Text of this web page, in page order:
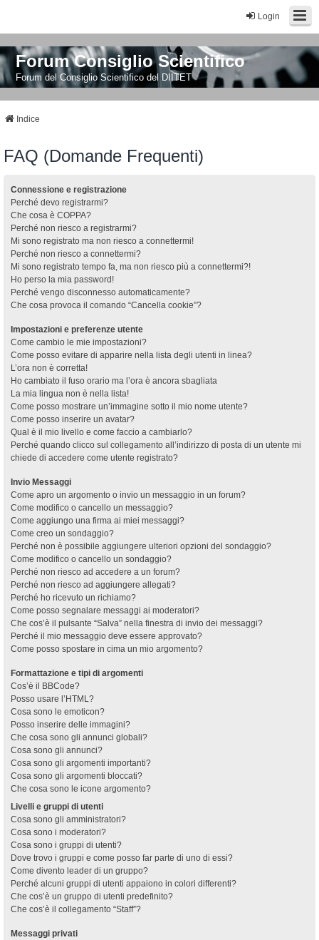
Login
Forum Consiglio Scientifico
Forum del Consiglio Scientifico del DIITET
Indice
FAQ (Domande Frequenti)
Connessione e registrazione
Perché devo registrarmi?
Che cosa è COPPA?
Perché non riesco a registrarmi?
Mi sono registrato ma non riesco a connettermi!
Perché non riesco a connettermi?
Mi sono registrato tempo fa, ma non riesco più a connettermi?!
Ho perso la mia password!
Perché vengo disconnesso automaticamente?
Che cosa provoca il comando “Cancella cookie”?
Impostazioni e preferenze utente
Come cambio le mie impostazioni?
Come posso evitare di apparire nella lista degli utenti in linea?
L’ora non è corretta!
Ho cambiato il fuso orario ma l’ora è ancora sbagliata
La mia lingua non è nella lista!
Come posso mostrare un’immagine sotto il mio nome utente?
Come posso inserire un avatar?
Qual è il mio livello e come faccio a cambiarlo?
Perché quando clicco sul collegamento all’indirizzo di posta di un utente mi
chiede di accedere come utente registrato?
Invio Messaggi
Come apro un argomento o invio un messaggio in un forum?
Come modifico o cancello un messaggio?
Come aggiungo una firma ai miei messaggi?
Come creo un sondaggio?
Perché non è possibile aggiungere ulteriori opzioni del sondaggio?
Come modifico o cancello un sondaggio?
Perché non riesco ad accedere a un forum?
Perché non riesco ad aggiungere allegati?
Perché ho ricevuto un richiamo?
Come posso segnalare messaggi ai moderatori?
Che cos’è il pulsante “Salva” nella finestra di invio dei messaggi?
Perché il mio messaggio deve essere approvato?
Come posso spostare in cima un mio argomento?
Formattazione e tipi di argomenti
Cos’è il BBCode?
Posso usare l’HTML?
Cosa sono le emoticon?
Posso inserire delle immagini?
Che cosa sono gli annunci globali?
Cosa sono gli annunci?
Cosa sono gli argomenti importanti?
Cosa sono gli argomenti bloccati?
Che cosa sono le icone argomento?
Livelli e gruppi di utenti
Cosa sono gli amministratori?
Cosa sono i moderatori?
Cosa sono i gruppi di utenti?
Dove trovo i gruppi e come posso far parte di uno di essi?
Come divento leader di un gruppo?
Perché alcuni gruppi di utenti appaiono in colori differenti?
Che cos’è un gruppo di utenti predefinito?
Che cos’è il collegamento “Staff”?
Messaggi privati